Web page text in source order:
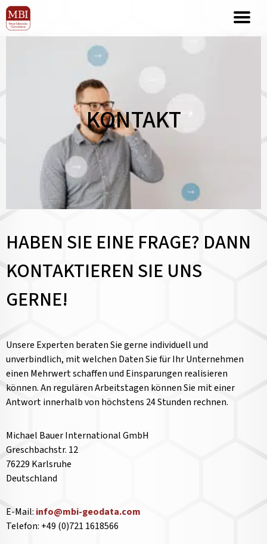
KONTAKT
HABEN SIE EINE FRAGE? DANN
KONTAKTIEREN SIE UNS
GERNE!
Unsere Experten beraten Sie gerne individuell und
unverbindlich, mit welchen Daten Sie für Ihr Unternehmen
einen Mehrwert schaffen und Einsparungen realisieren
können. An regulären Arbeitstagen können Sie mit einer
Antwort innerhalb von höchstens 24 Stunden rechnen.
Michael Bauer International GmbH
Greschbachstr. 12
76229 Karlsruhe
Deutschland
E-Mail: info@mbi-geodata.com
Telefon: +49 (0)721 1618566